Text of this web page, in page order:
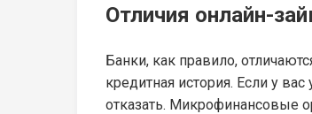
Отличия онлайн-
Банки, как правило,
кредитная история. Если у
отказать. Микрофинансовые